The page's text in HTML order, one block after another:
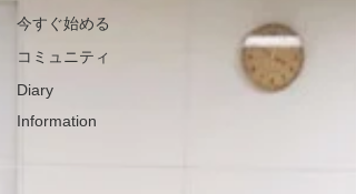
今すぐ始める
コミュニティ
Diary
Information